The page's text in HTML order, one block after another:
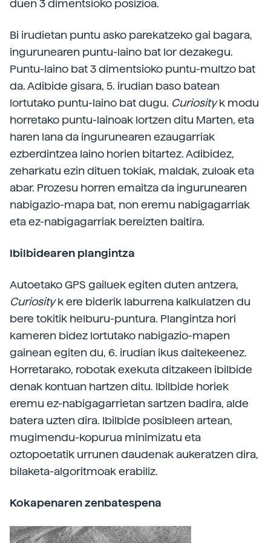
duen 3 dimentsioko posizioa.
Bi irudietan puntu asko parekatzeko gai bagara,
ingurunearen puntu-laino bat lor dezakegu.
Puntu-laino bat 3 dimentsioko puntu-multzo bat
da. Adibide gisara, 5. irudian baso batean
lortutako puntu-laino bat dugu. Curiosityk modu
horretako puntu-lainoak lortzen ditu Marten, eta
haren lana da ingurunearen ezaugarriak
ezberdintzea laino horien bitartez. Adibidez,
zeharkatu ezin dituen tokiak, maldak, zuloak eta
abar. Prozesu horren emaitza da ingurunearen
nabigazio-mapa bat, non eremu nabigagarriak
eta ez-nabigagarriak bereizten baitira.
Ibilbidearen plangintza
Autoetako GPS gailuek egiten duten antzera,
Curiosityk ere biderik laburrena kalkulatzen du
bere tokitik helburu-puntura. Plangintza hori
kameren bidez lortutako nabigazio-mapen
gainean egiten du, 6. irudian ikus daitekeenez.
Horretarako, robotak exekuta ditzakeen ibilbide
denak kontuan hartzen ditu. Ibilbide horiek
eremu ez-nabigagarrietan sartzen badira, alde
batera uzten dira. Ibilbide posibleen artean,
mugimendu-kopurua minimizatu eta
oztopoetatik urrunen daudenak aukeratzen dira,
bilaketa-algoritmoak erabiliz.
Kokapenaren zenbatespena